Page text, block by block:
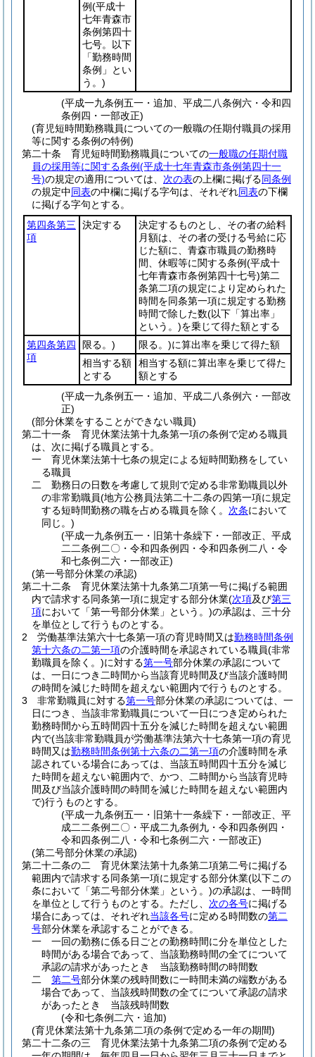
例(平成十
七年青森市
条例第四十
七号。以下
「勤務時間
条例」とい
う。)
(平成一九条例五一・追加、平成二八条例六・令和四
条例四・一部改正)
(育児短時間勤務職員についての一般職の任期付職員の採用
等に関する条例の特例)
第二十条
育児短時間勤務職員についての一般職の任期付職
員の採用等に関する条例(平成十七年青森市条例第四十一
号)の規定の適用については、 次の表の上欄に掲げる同条例
の規定中同表の中欄に掲げる字句は、それぞれ同表の下欄
に掲げる字句とする。
第四条第三
項
決定する
決定するものとし、その者の給料
月額は、その者の受ける号給に応
じた額に、青森市職員の勤務時
間、休暇等に関する条例(平成十
七年青森市条例第四十七号)第二
条第二項の規定により定められた
時間を同条第一項に規定する勤務
時間で除した数(以下「算出率」
という。)を乗じて得た額とする
第四条第四
項
限る。)
限る。)に算出率を乗じて得た額
相当する額
とする
相当する額に算出率を乗じて得た
額とする
(平成一九条例五一・追加、平成二八条例六・一部改
正)
(部分休業をすることができない職員)
第二十一条
育児休業法第十九条第一項の条例で定める職員
は、次に掲げる職員とする。
一
育児休業法第十七条の規定による短時間勤務をしてい
る職員
二
勤務日の日数を考慮して規則で定める非常勤職員以外
の非常勤職員(地方公務員法第二十二条の四第一項に規定
する短時間勤務の職を占める職員を除く。 次条において
同じ。)
(平成一九条例五一・旧第十条繰下・一部改正、平成
二二条例二〇・令和四条例四・令和四条例二八・令
和七条例二六・一部改正)
(第一号部分休業の承認)
第二十二条
育児休業法第十九条第二項第一号に掲げる範囲
内で請求する同条第一項に規定する部分休業(次項及び第三
項において「第一号部分休業」という。)の承認は、三十分
を単位として行うものとする。
2
労働基準法第六十七条第一項の育児時間又は勤務時間条例
第十六条の二第一項の介護時間を承認されている職員(非常
勤職員を除く。)に対する第一号部分休業の承認について
は、一日につき二時間から当該育児時間及び当該介護時間
の時間を減じた時間を超えない範囲内で行うものとする。
3
非常勤職員に対する第一号部分休業の承認については、一
日につき、当該非常勤職員について一日につき定められた
勤務時間から五時間四十五分を減じた時間を超えない範囲
内で(当該非常勤職員が労働基準法第六十七条第一項の育児
時間又は勤務時間条例第十六条の二第一項の介護時間を承
認されている場合にあっては、当該五時間四十五分を減じ
た時間を超えない範囲内で、かつ、二時間から当該育児時
間及び当該介護時間の時間を減じた時間を超えない範囲内
で)行うものとする。
(平成一九条例五一・旧第十一条繰下・一部改正、平
成二二条例二〇・平成二九条例九・令和四条例四・
令和四条例二八・令和七条例二六・一部改正)
(第二号部分休業の承認)
第二十二条の二
育児休業法第十九条第二項第二号に掲げる
範囲内で請求する同条第一項に規定する部分休業(以下この
条において「第二号部分休業」という。)の承認は、一時間
を単位として行うものとする。 ただし、 次の各号に掲げる
場合にあっては、それぞれ当該各号に定める時間数の第二
号部分休業を承認することができる。
一
一回の勤務に係る日ごとの勤務時間に分を単位とした
時間がある場合であって、当該勤務時間の全てについて
承認の請求があったとき 当該勤務時間の時間数
二
第二号部分休業の残時間数に一時間未満の端数がある
場合であって、当該残時間数の全てについて承認の請求
があったとき 当該残時間数
(令和七条例二六・追加)
(育児休業法第十九条第二項の条例で定める一年の期間)
第二十二条の三
育児休業法第十九条第二項の条例で定める